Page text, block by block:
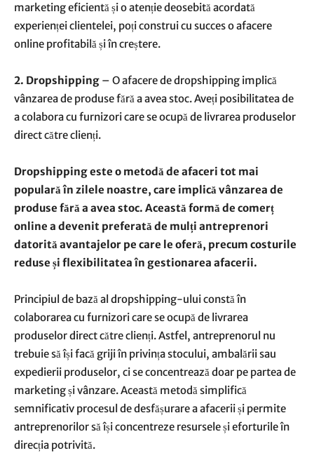
marketing eficientă și o atenție deosebită acordată
experienței clientelei, poți construi cu succes o afacere
online profitabilă și în creștere.
2. Dropshipping – O afacere de dropshipping implică
vânzarea de produse fără a avea stoc. Aveți posibilitatea de
a colabora cu furnizori care se ocupă de livrarea produselor
direct către clienți.
Dropshipping este o metodă de afaceri tot mai
populară în zilele noastre, care implică vânzarea de
produse fără a avea stoc. Această formă de comerț
online a devenit preferată de mulți antreprenori
datorită avantajelor pe care le oferă, precum costurile
reduse și flexibilitatea în gestionarea afacerii.
Principiul de bază al dropshipping-ului constă în
colaborarea cu furnizori care se ocupă de livrarea
produselor direct către clienți. Astfel, antreprenorul nu
trebuie să își facă griji în privința stocului, ambalării sau
expedierii produselor, ci se concentrează doar pe partea de
marketing și vânzare. Această metodă simplifică
semnificativ procesul de desfășurare a afacerii și permite
antreprenorilor să își concentreze resursele și eforturile în
direcția potrivită.